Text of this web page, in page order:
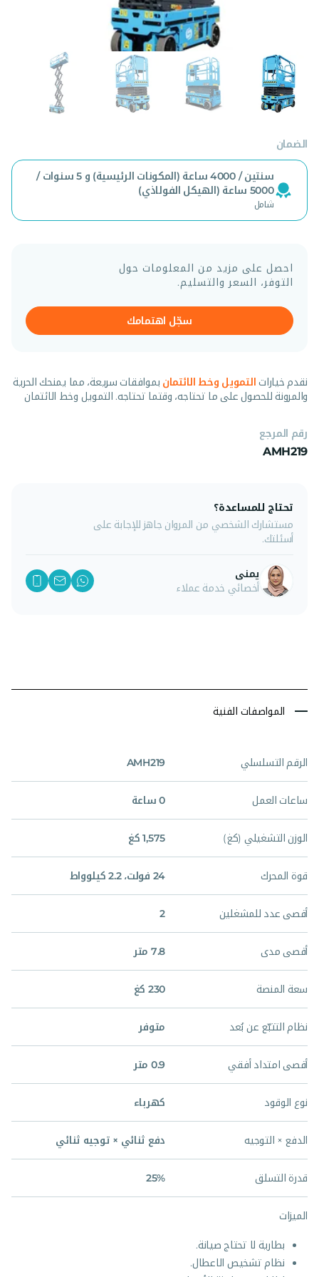
الضمان
سنتين / 4000 ساعة (المكونات الرئيسية) و 5 سنوات /
5000 ساعة (الهيكل الفولاذي)
شامل
احصل على مزيد من المعلومات حول
التوفر، السعر والتسليم.
سجّل اهتمامك
نقدم خيارات التمويل وخط الائتمان بموافقات سريعة، مما يمنحك الحرية
والمرونة للحصول على ما تحتاجه، وقتما تحتاجه. التمويل وخط الائتمان
رقم المرجع
AMH219
تحتاج للمساعدة؟
مستشارك الشخصي من المروان جاهز للإجابة على
أسئلتك.
يمنى
أخصائي خدمة عملاء
المواصفات الفنية
الرقم التسلسلي AMH219
ساعات العمل 0 ساعة
الوزن التشغيلي (كغ) 1,575 كغ
قوة المحرك 24 فولت، 2.2 كيلوواط
أقصى عدد للمشغلين 2
أقصى مدى 7.8 متر
سعة المنصة 230 كغ
نظام التتبّع عن بُعد متوفر
أقصى امتداد أفقي 0.9 متر
نوع الوقود كهرباء
الدفع × التوجيه دفع ثنائي × توجيه ثنائي
قدرة التسلق 25%
الميزات
بطارية لا تحتاج صيانة.
نظام تشخيص الاعطال.